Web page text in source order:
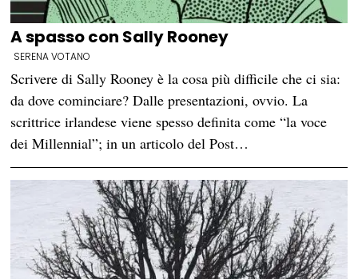
A spasso con Sally Rooney
SERENA VOTANO
Scrivere di Sally Rooney è la cosa più difficile che ci sia:
da dove cominciare? Dalle presentazioni, ovvio. La
scrittrice irlandese viene spesso definita come “la voce
dei Millennial”; in un articolo del Post…